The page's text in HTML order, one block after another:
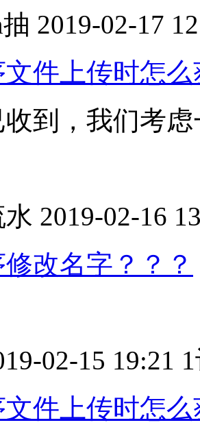
2019-02-17
件上传时怎
收到，我们考
2019-02-16
改名字？？？
02-15 19:21
件上传时怎